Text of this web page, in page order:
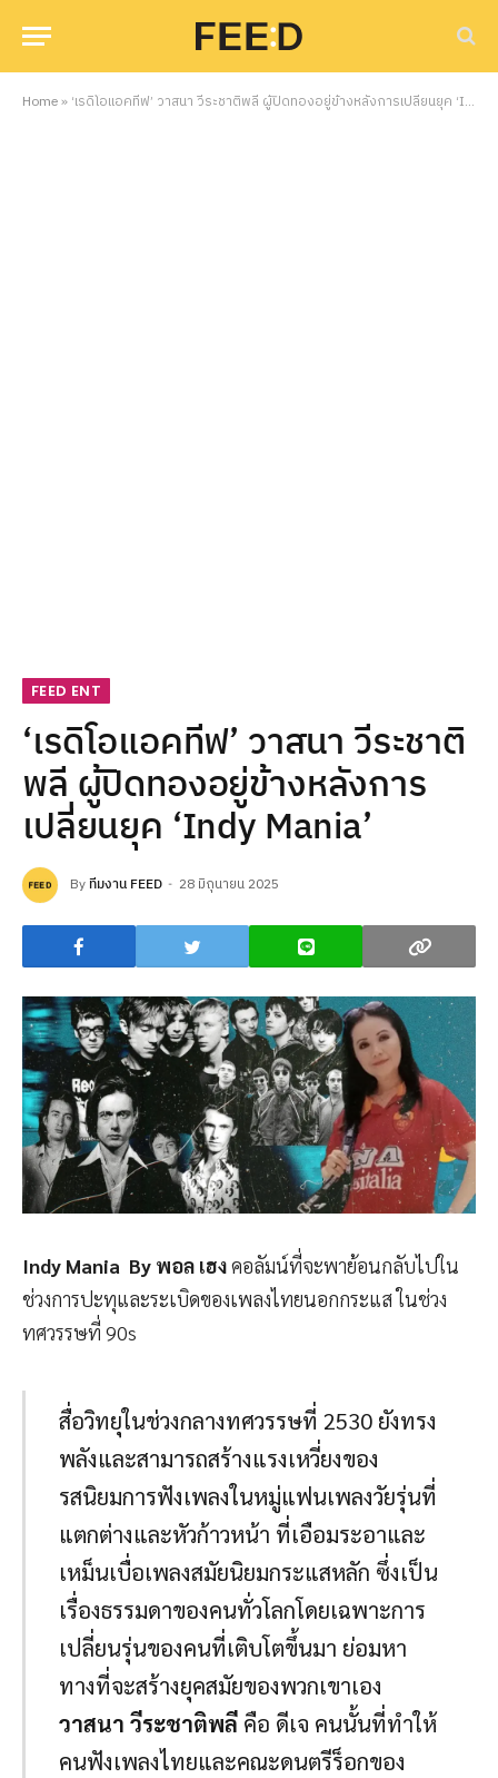
Home» ‘เรดิโอแอคทีฟ’ วาสนา วีระชาติพลี ผู้ปิดทองอยู่ข้างหลังการเปลี่ยนยุค ‘Indy Mania’
FEED ENT
‘เรดิโอแอคทีฟ’ วาสนา วีระชาติ
พลี ผู้ปิดทองอยู่ข้างหลังการ
เปลี่ยนยุค ‘Indy Mania’
Byทีมงาน FEED 28 มิถุนายน 2025
Indy Mania By พอล เฮงคอลัมน์ที่จะพาย้อนกลับไปใน
ช่วงการปะทุและระเบิดของเพลงไทยนอกกระแส ในช่วง
ทศวรรษที่ 90s
สื่อวิทยุในช่วงกลางทศวรรษที่ 2530 ยังทรง
พลังและสามารถสร้างแรงเหวี่ยงของ
รสนิยมการฟังเพลงในหมู่แฟนเพลงวัยรุ่นที่
แตกต่างและหัวก้าวหน้า ที่เอือมระอาและ
เหม็นเบื่อเพลงสมัยนิยมกระแสหลัก ซึ่งเป็น
เรื่องธรรมดาของคนทั่วโลกโดยเฉพาะการ
เปลี่ยนรุ่นของคนที่เติบโตขึ้นมา ย่อมหา
ทางที่จะสร้างยุคสมัยของพวกเขาเอง
วาสนา วีระชาติพลี คือ ดีเจ คนนั้นที่ทำให้
คนฟังเพลงไทยและคณะดนตรีร็อกของ